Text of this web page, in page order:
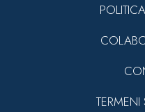
TERMENI